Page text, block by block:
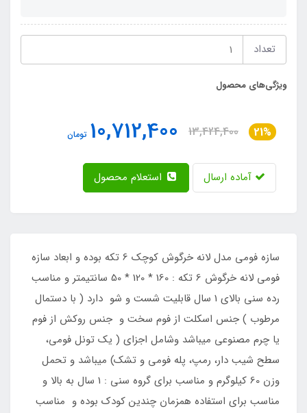
تعداد
ویژگی‌های محصول
21%
13,424,400
10,712,400 تومان
آماده ارسال
سازه فومی مدل لانه خرگوش کوچک 6 تکه بوده و ابعاد سازه
فومی لانه خرگوش 6 تکه : 160 * 120 * 50 سانتیمتر و مناسب
رده سنی بالای 1 سال قابلیت شست و شو دارد ( با دستمال
مرطوب ) جنس اسکلت از فوم سخت و جنس روکش از فوم
یا چرم مصنوعی میباشد وشامل اجزای ( یک تونل فومی،
سطح شیب دار، رمپ، پله فومی و تشک) میباشد و تحمل
وزن 60 کیلوگرم و مناسب برای گروه سنی : 1 سال به بالا و
مناسب برای استفاده همزمان چندین کودک بوده و مناسب